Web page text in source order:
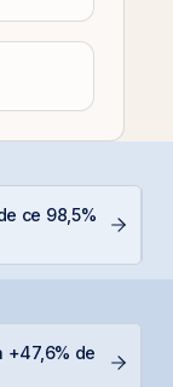
ce 98,5%
+47,6% de